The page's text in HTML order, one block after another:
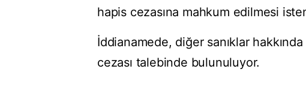
hapis cezasına mahkum edilmesi
İddianamede, diğer sanıklar
cezası talebinde bulunuluyor.